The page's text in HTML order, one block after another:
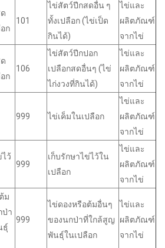
ก
101
ไข่สัตว์ปีกสดอื่น ๆ
ทั้งเปลือก (ไข่เป็ด
กินได้)
ไข่และ
ผลิตภัณฑ์
จากไข่
ก
106
ไข่สัตว์ปีกปอก
เปลือกสดอื่นๆ (ไข่
ไก่งวงที่กินได้)
ไข่และ
ผลิตภัณฑ์
จากไข่
999 ไข่เค็มในเปลือก
ไข่และ
ผลิตภัณฑ์
จากไข่
ว้
999
เก็บรักษาไข่ไว้ใน
เปลือก
ไข่และ
ผลิตภัณฑ์
จากไข่
ม
ป่า
ธุ์
999
ไข่ดองหรือต้มอื่นๆ
ของนกป่าที่ใกล้สูญ
พันธุ์ในเปลือก
ไข่และ
ผลิตภัณฑ์
จากไข่